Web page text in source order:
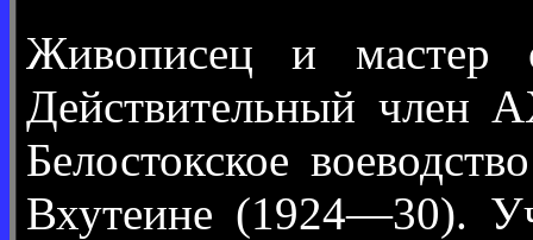
Живописец и мастер
Действительный член
Белостокское
Вхутеине (1924—30).